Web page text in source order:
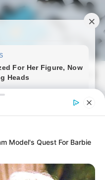
Model's Quest For Barbie